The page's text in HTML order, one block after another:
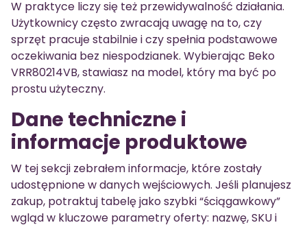
W praktyce liczy się też przewidywalność działania.
Użytkownicy często zwracają uwagę na to, czy
sprzęt pracuje stabilnie i czy spełnia podstawowe
oczekiwania bez niespodzianek. Wybierając Beko
VRR80214VB, stawiasz na model, który ma być po
prostu użyteczny.
Dane techniczne i
informacje produktowe
W tej sekcji zebrałem informacje, które zostały
udostępnione w danych wejściowych. Jeśli planujesz
zakup, potraktuj tabelę jako szybki “ściągawkowy”
wgląd w kluczowe parametry oferty: nazwę, SKU i